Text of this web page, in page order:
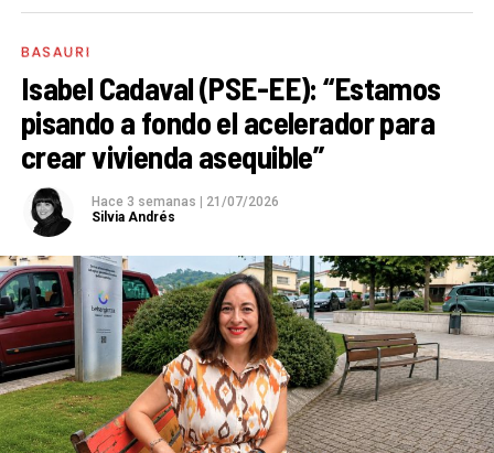
BASAURI
Isabel Cadaval (PSE-EE): “Estamos
pisando a fondo el acelerador para
crear vivienda asequible”
Hace 3 semanas
21/07/2026
Silvia Andrés